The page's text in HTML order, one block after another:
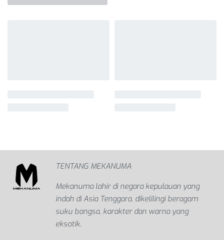
TENTANG MEKANUMA
Mekanuma lahir di negara kepulauan yang
indah di Asia Tenggara, dikelilingi beragam
suku bangsa, karakter dan warna yang
eksotik.